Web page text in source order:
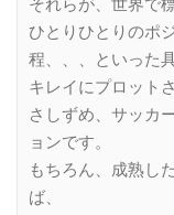
それらが、世界で
ひとりひとりのポ
程、、、といった具
キレイにプロット
さしずめ、サッカ
ョンです。
もちろん、成熟し
ば、